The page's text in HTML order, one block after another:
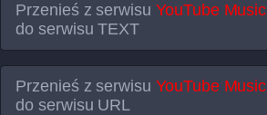
Przenieś z serwisu YouTube Music
do serwisuTEXT
Przenieś z serwisu YouTube Music
do serwisu URL